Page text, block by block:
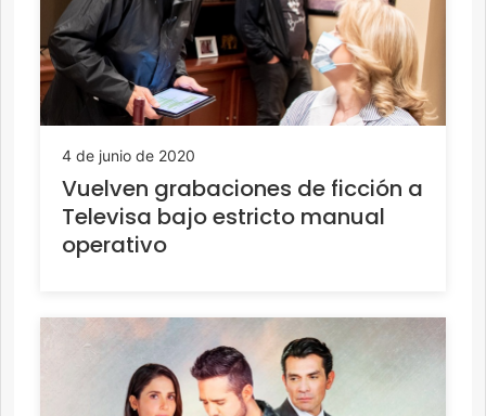
4 de junio de 2020
Vuelven grabaciones de ficción a
Televisa bajo estricto manual
operativo